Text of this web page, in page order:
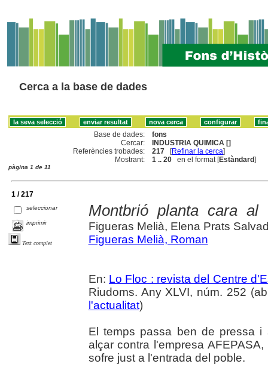
Cerca a la base de dades
Base de dades:
fons
Cercar:
INDUSTRIA QUIMICA []
Referències trobades:
217 [Refinar la cerca]
Mostrant:
1 .. 20 en el format [Estàndard]
pàgina 1 de 11
1 / 217
seleccionar
imprimir
Text complet
Montbrió planta cara al
Figueras Melià, Elena Prats
Figueras Melià, Roman
En: Lo Floc : revista del Centre
Riudoms. Any XLVI, núm. 252
l'actualitat)
El temps passa ben de pressa
alçar contra l'empresa
sofre just a l'entrada del poble.